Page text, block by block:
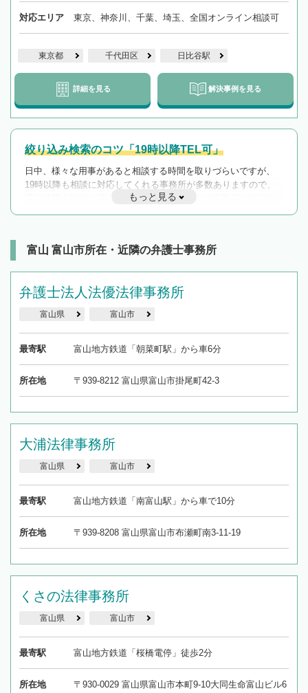
対応エリア 東京、神奈川、千葉、埼玉、全国オンライン相談可
東京都 千代田区 日比谷駅
詳細を見る 解決事例を見る
絞り込み検索のコツ「19時以降TEL可」
日中、様々な用事があると相談する時間を取りづらいですが、
19時以降も相談に対応してくれる事務所が多数ありますので、
遅い時間の相談が増えそうな場合はそのような事務所に絞り込
んで検索してみましょう。
を加えて再検索
もっと見る
富山 富山市所在・近隣の弁護士事務所
弁護士法人法優法律事務所
富山県 富山市
最寄駅 富山地方鉄道「朝菜町駅」から車6分
所在地 〒939-8212 富山県富山市掛尾町42-3
大浦法律事務所
富山県 富山市
最寄駅 富山地方鉄道「南富山駅」から車で10分
所在地 〒939-8208 富山県富山市布瀬町南3-11-19
くさの法律事務所
富山県 富山市
最寄駅 富山地方鉄道「桜橋電停」徒歩2分
所在地
〒930-0029 富山県富山市本町9-10大同生命富山ビル6